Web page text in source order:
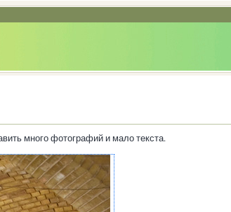
много фотографий и мало текста.